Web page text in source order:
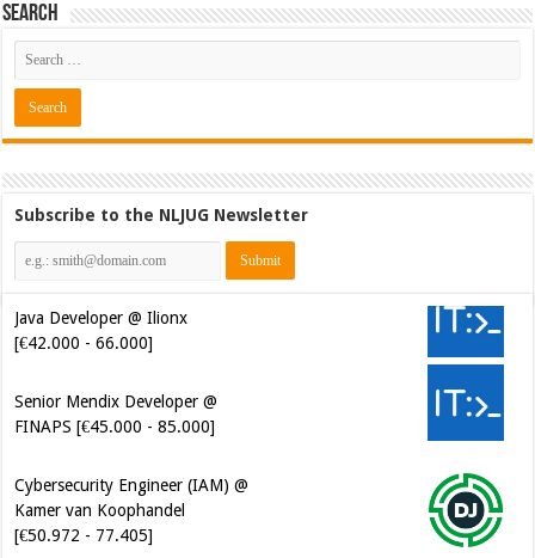
Search
Subscribe to the NLJUG Newsletter
Java Developer @ Ilionx
[€42.000 - 66.000]
Senior Mendix Developer @
FINAPS [€45.000 - 85.000]
Cybersecurity Engineer (IAM) @
Kamer van Koophandel
[€50.972 - 77.405]